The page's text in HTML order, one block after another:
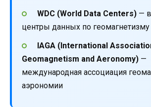
WDC (World Data Centers)—
центры данных по геомагнетизму
IAGA (International
Geomagnetism and Aeronomy) —
международная ассоциация
аэрономии